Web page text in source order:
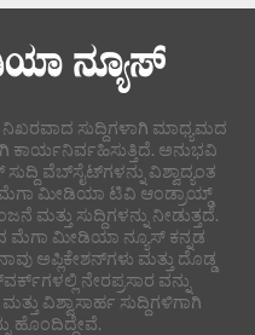
ಸುದ್ದಿಗಳಾಗಿ ಮಾಧ್ಯಮದ
ಕಾರ್ಯನಿರ್ವಹಿಸುತ್ತಿದೆ. ಅನುಭವಿ
ವೆಬ್‌ಸೈಟ್‌ಗಳನ್ನು ವಿಶ್ವಾದ್ಯಂತ
ಮೆಗಾ ಮೀಡಿಯಾ ಟಿವಿ ಆಂಡ್ರಾಯ್ಡ್
ಮತ್ತು ಸುದ್ದಿಗಳನ್ನು ನೀಡುತ್ತದೆ.
ಮೆಗಾ ಮೀಡಿಯಾ ನ್ಯೂಸ್ ಕನ್ನಡ
ಅಪ್ಲಿಕೇಶನ್‌ಗಳು ಮತ್ತು ದೊಡ್ಡ
ನೇರಪ್ರಸಾರ ವನ್ನು
ವಿಶ್ವಾಸಾರ್ಹ ಸುದ್ದಿಗಳಿಗಾಗಿ
ಹೊಂದಿದ್ದೇವೆ.